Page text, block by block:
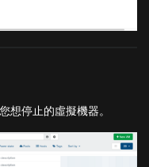
想停止的虛擬機器。